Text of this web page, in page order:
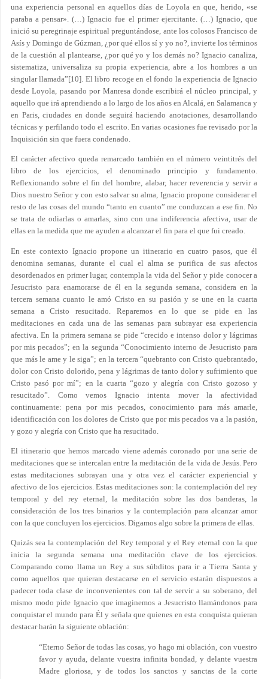
una experiencia personal en aquellos días de Loyola en que, herido, «se
paraba a pensar». (…) Ignacio fue el primer ejercitante. (…) Ignacio, que
inició su peregrinaje espiritual preguntándose, ante los colosos Francisco de
Asís y Domingo de Gúzman, ¿por qué ellos sí y yo no?, invierte los términos
de la cuestión al plantearse, ¿por qué yo y los demás no? Ignacio canaliza,
sistematiza, universaliza su propia experiencia, abre a los hombres a un
singular llamada”[10] . El libro recoge en el fondo la experiencia de Ignacio
desde Loyola, pasando por Manresa donde escribirá el núcleo principal, y
aquello que irá aprendiendo a lo largo de los años en Alcalá, en Salamanca y
en Paris, ciudades en donde seguirá haciendo anotaciones, desarrollando
técnicas y perfilando todo el escrito. En varias ocasiones fue revisado por la
Inquisición sin que fuera condenado.
El carácter afectivo queda remarcado también en el número veintitrés del
libro de los ejercicios, el denominado principio y fundamento.
Reflexionando sobre el fin del hombre, alabar, hacer reverencia y servir a
Dios nuestro Señor y con esto salvar su alma, Ignacio propone considerar el
resto de las cosas del mundo “tanto en cuanto” me conduzcan a ese fin. No
se trata de odiarlas o amarlas, sino con una indiferencia afectiva, usar de
ellas en la medida que me ayuden a alcanzar el fin para el que fui creado.
En este contexto Ignacio propone un itinerario en cuatro pasos, que él
denomina semanas, durante el cual el alma se purifica de sus afectos
desordenados en primer lugar, contempla la vida del Señor y pide conocer a
Jesucristo para enamorarse de él en la segunda semana, considera en la
tercera semana cuanto le amó Cristo en su pasión y se une en la cuarta
semana a Cristo resucitado. Reparemos en lo que se pide en las
meditaciones en cada una de las semanas para subrayar esa experiencia
afectiva. En la primera semana se pide “crecido e intenso dolor y lágrimas
por mis pecados”; en la segunda “Conocimiento interno de Jesucristo para
que más le ame y le siga”; en la tercera “quebranto con Cristo quebrantado,
dolor con Cristo dolorido, pena y lágrimas de tanto dolor y sufrimiento que
Cristo pasó por mí”; en la cuarta “gozo y alegría con Cristo gozoso y
resucitado”. Como vemos Ignacio intenta mover la afectividad
continuamente: pena por mis pecados, conocimiento para más amarle,
identificación con los dolores de Cristo que por mis pecados va a la pasión
y gozo y alegría con Cristo que ha resucitado.
El itinerario que hemos marcado viene además coronado por una serie de
meditaciones que se intercalan entre la meditación de la vida de Jesús. Pero
estas meditaciones subrayan una y otra vez el carácter experiencial y
afectivo de los ejercicios. Estas meditaciones son: la contemplación del rey
temporal y del rey eternal, la meditación sobre las dos banderas, la
consideración de los tres binarios y la contemplación para alcanzar amor
con la que concluyen los ejercicios. Digamos algo sobre la primera de ellas.
Quizás sea la contemplación del Rey temporal y el Rey eternal con la que
inicia la segunda semana una meditación clave de los ejercicios.
Comparando como llama un Rey a sus súbditos para ir a Tierra Santa y
como aquellos que quieran destacarse en el servicio estarán dispuestos a
padecer toda clase de inconvenientes con tal de servir a su soberano, del
mismo modo pide Ignacio que imaginemos a Jesucristo llamándonos para
conquistar el mundo para Él y señala que quienes en esta conquista quieran
destacar harán la siguiente oblación:
“Eterno Señor de todas las cosas, yo hago mi oblación, con vuestro
favor y ayuda, delante vuestra infinita bondad, y delante vuestra
Madre gloriosa, y de todos los sanctos y sanctas de la corte